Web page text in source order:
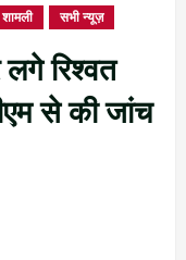
शामली सभी न्यूज़
रिश्वत
से की जांच